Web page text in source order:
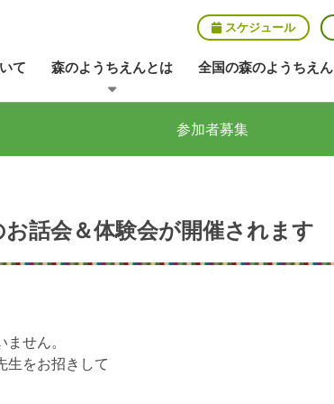
スケジュール
て 森のようちえんとは 全国の森のようちえん
参加者募集
話会＆体験会が開催されます
せん。
生をお招きして